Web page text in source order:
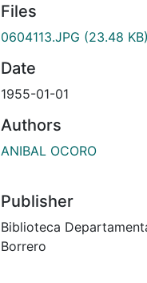
Files
0604113.JPG (23.48 KB)
Date
1955-01-01
Authors
ANIBAL OCORO
Publisher
Biblioteca
Borrero